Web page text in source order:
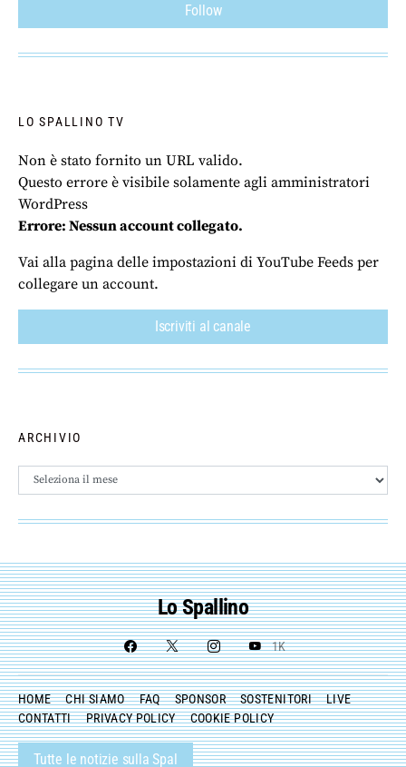
Follow
LO SPALLINO TV
Non è stato fornito un URL valido.
Questo errore è visibile solamente agli amministratori
WordPress
Errore: Nessun account collegato.
Vai alla pagina delle impostazioni di YouTube Feeds per
collegare un account.
Iscriviti al canale
ARCHIVIO
Archivio
Lo Spallino
1K
HOME CHI SIAMO FAQ SPONSOR SOSTENITORI
LIVE
CONTATTI
PRIVACY POLICY COOKIE POLICY
Tutte le notizie sulla Spal